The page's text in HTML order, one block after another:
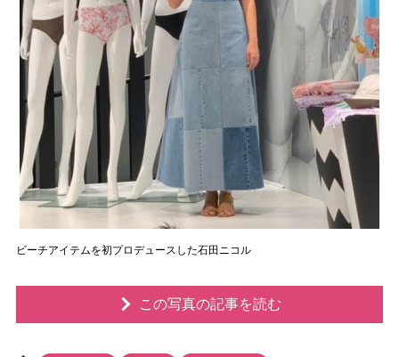
ビーチアイテムを初プロデュースした石田ニコル
この写真の記事を読む